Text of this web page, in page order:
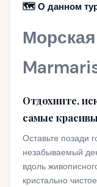
🗺️ О данном
Отдохните,
самые
Оставьте позади
незабываемый
вдоль
кристально